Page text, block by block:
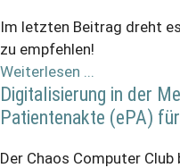
Im letzten Beitrag dreht
zu empfehlen!
Weiterlesen ...
Digitalisierung in der
Patientenakte (ePA)
Der Chaos Computer